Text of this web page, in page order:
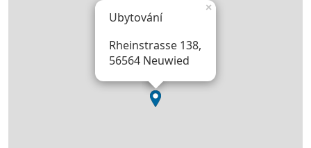
Ubytování
Rheinstrasse 138,
56564 Neuwied
×